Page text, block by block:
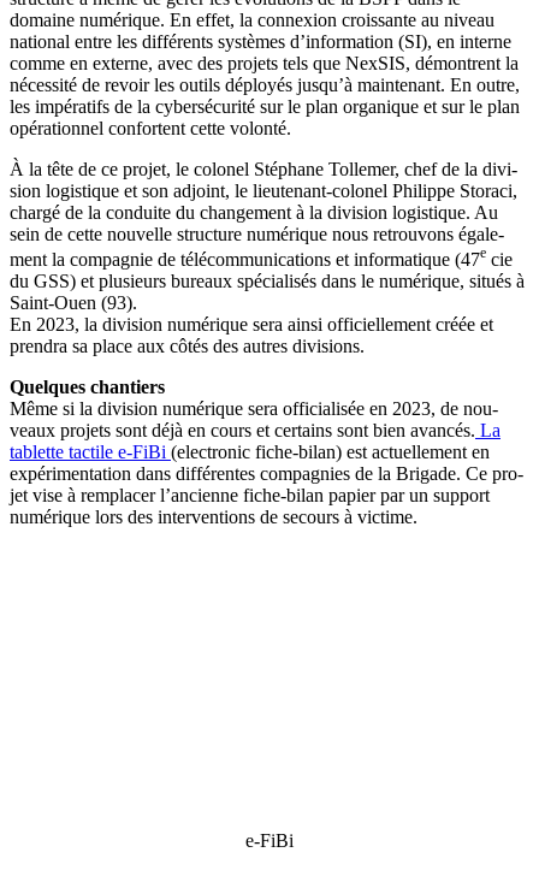
domaine numé­rique. En effet, la connexion crois­sante au niveau
natio­nal entre les dif­fé­rents sys­tèmes d’information (SI), en interne
comme en externe, avec des pro­jets tels que Nex­SIS, démontrent la
néces­si­té de revoir les outils déployés jusqu’à main­te­nant. En outre,
les impé­ra­tifs de la cyber­sé­cu­ri­té sur le plan orga­nique et sur le plan
opé­ra­tion­nel confortent cette volonté.
À la tête de ce pro­jet, le colo­nel Sté­phane Tol­le­mer, chef de la divi­
sion logis­tique et son adjoint, le lieu­te­nant-colo­nel Phi­lippe Sto­ra­ci,
char­gé de la conduite du chan­ge­ment à la divi­sion logis­tique. Au
sein de cette nou­velle struc­ture numé­rique nous retrou­vons éga­le­
ment la com­pa­gnie de télé­com­mu­ni­ca­tions et infor­ma­tique (47e cie
du GSS) et plu­sieurs bureaux spé­cia­li­sés dans le numé­rique, situés à
Saint-Ouen (93).
En 2023, la divi­sion numé­rique sera ain­si offi­ciel­le­ment créée et
pren­dra sa place aux côtés des autres divisions.
Quelques chan­tiers
Même si la divi­sion numé­rique sera offi­cia­li­sée en 2023, de nou­
veaux pro­jets sont déjà en cours et cer­tains sont bien avan­cés. La
tablette tac­tile e‑FiBi (elec­tro­nic fiche-bilan) est actuel­le­ment en
expé­ri­men­ta­tion dans dif­fé­rentes com­pa­gnies de la Bri­gade. Ce pro­
jet vise à rem­pla­cer l’ancienne fiche-bilan papier par un sup­port
numé­rique lors des inter­ven­tions de secours à victime.
e‑FiBi